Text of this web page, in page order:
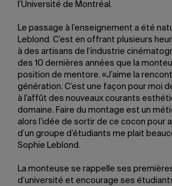
l’Université de Montréal.
Le passage à l’enseignement a été
Leblond. C’est en offrant plusieurs
à des artisans de l’industrie
des 10 dernières années que la
position de mentore. «J’aime la
génération. C’est une façon pour moi
à l’affût des nouveaux courants
domaine. Faire du montage est un
alors l’idée de sortir de ce cocon pour
d’un groupe d’étudiants me plait
Sophie Leblond.
La monteuse se rappelle ses
d’université et encourage ses